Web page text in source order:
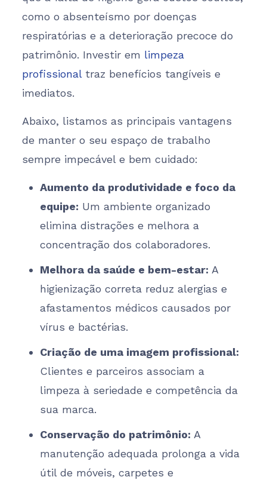
como o absenteísmo por doenças
respiratórias e a deterioração precoce do
patrimônio. Investir em limpeza
profissionaltraz benefícios tangíveis e
imediatos.
Abaixo, listamos as principais vantagens
de manter o seu espaço de trabalho
sempre impecável e bem cuidado:
Aumento da produtividade e foco da
equipe: Um ambiente organizado
elimina distrações e melhora a
concentração dos colaboradores.
Melhora da saúde e bem-estar: A
higienização correta reduz alergias e
afastamentos médicos causados por
vírus e bactérias.
Criação de uma imagem profissional:
Clientes e parceiros associam a
limpeza à seriedade e competência da
sua marca.
Conservação do patrimônio: A
manutenção adequada prolonga a vida
útil de móveis, carpetes e